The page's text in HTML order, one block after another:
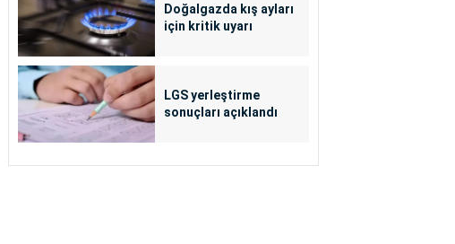
Doğalgazda kış ayları
için kritik uyarı
LGS yerleştirme
sonuçları açıklandı